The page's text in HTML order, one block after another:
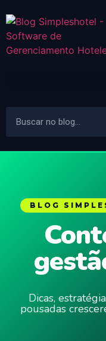
BLOG
Dicas,
pousadas